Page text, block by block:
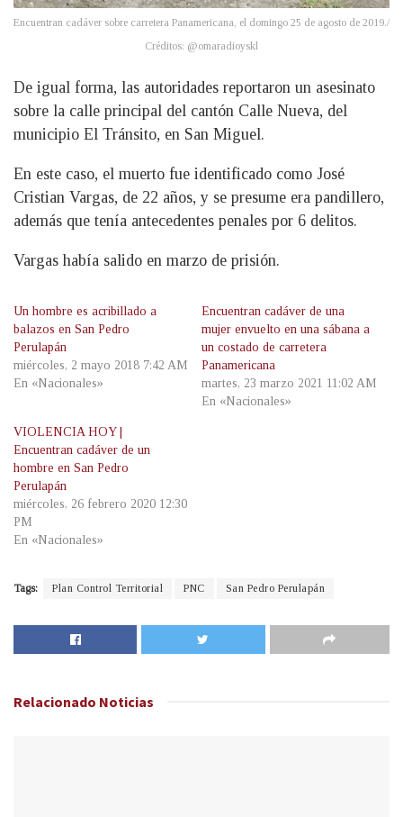
Encuentran cadáver sobre carretera Panamericana, el domingo 25 de agosto de 2019./
Créditos: @omaradioyskl
De igual forma, las autoridades reportaron un asesinato
sobre la calle principal del cantón Calle Nueva, del
municipio El Tránsito, en San Miguel.
En este caso, el muerto fue identificado como José
Cristian Vargas, de 22 años, y se presume era pandillero,
además que tenía antecedentes penales por 6 delitos.
Vargas había salido en marzo de prisión.
Un hombre es acribillado a
balazos en San Pedro
Perulapán
miércoles, 2 mayo 2018 7:42 AM
En «Nacionales»
Encuentran cadáver de una
mujer envuelto en una sábana a
un costado de carretera
Panamericana
martes, 23 marzo 2021 11:02 AM
En «Nacionales»
VIOLENCIA HOY |
Encuentran cadáver de un
hombre en San Pedro
Perulapán
miércoles, 26 febrero 2020 12:30
PM
En «Nacionales»
Tags: Plan Control Territorial PNC San Pedro Perulapán
Relacionado Noticias